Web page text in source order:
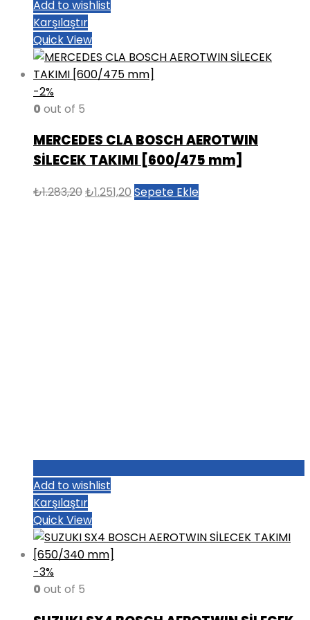
Add to wishlist
Karşılaştır
Quick View
-2%
0 out of 5
MERCEDES CLA BOSCH AEROTWIN
SİLECEK TAKIMI [600/475 mm]
₺1.283,20Orijinal
₺1.251,20 Şu
Sepete Ekle
Add to wishlist
Karşılaştır
Quick View
-3%
0 out of 5